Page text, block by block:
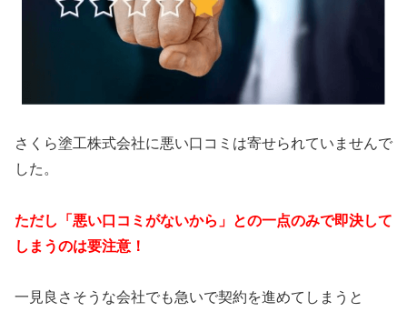
さくら塗工株式会社に悪い口コミは寄せられていませんで
した。
ただし「悪い口コミがないから」との一点のみで即決して
しまうのは要注意！
一見良さそうな会社でも急いで契約を進めてしまうと